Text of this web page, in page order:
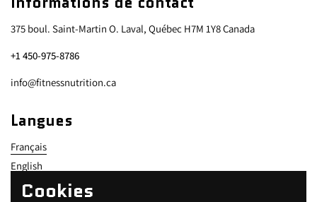
375 boul. Saint-Martin O. Laval, Québec H7M 1Y8 Canada
+1 450-975-8786
info@fitnessnutrition.ca
Langues
Français
English
Cookies